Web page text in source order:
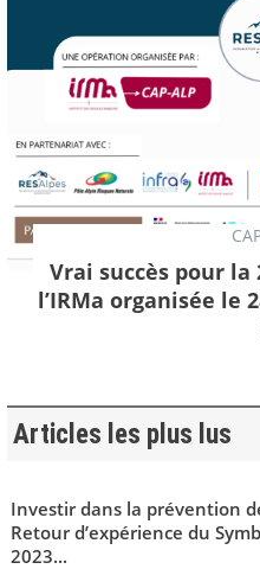
Vrai succès pour la
l’IRMa organisée le
Articles les plus lus
Investir dans la prévention
Retour d’expérience du
2023...